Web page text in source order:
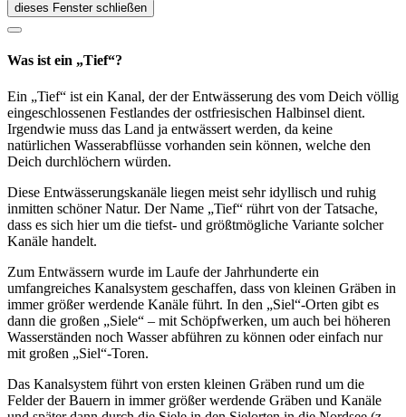
dieses Fenster schließen
Was ist ein „Tief“?
Ein „Tief“ ist ein Kanal, der der Entwässerung des vom Deich völlig
eingeschlossenen Festlandes der ostfriesischen Halbinsel dient.
Irgendwie muss das Land ja entwässert werden, da keine
natürlichen Wasserabflüsse vorhanden sein können, welche den
Deich durchlöchern würden.
Diese Entwässerungskanäle liegen meist sehr idyllisch und ruhig
inmitten schöner Natur. Der Name „Tief“ rührt von der Tatsache,
dass es sich hier um die tiefst- und größtmögliche Variante solcher
Kanäle handelt.
Zum Entwässern wurde im Laufe der Jahrhunderte ein
umfangreiches Kanalsystem geschaffen, dass von kleinen Gräben in
immer größer werdende Kanäle führt. In den „Siel“-Orten gibt es
dann die großen „Siele“ – mit Schöpfwerken, um auch bei höheren
Wasserständen noch Wasser abführen zu können oder einfach nur
mit großen „Siel“-Toren.
Das Kanalsystem führt von ersten kleinen Gräben rund um die
Felder der Bauern in immer größer werdende Gräben und Kanäle